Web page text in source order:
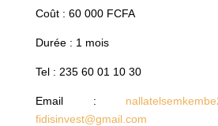
Coût : 60 000 FCFA
Durée : 1 mois
Tel : 235 60 01 10 30
Email :
fidisinvest@gmail.com